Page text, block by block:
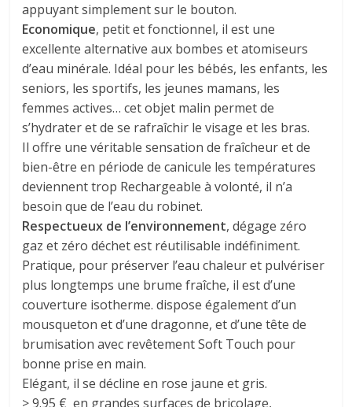
appuyant simplement sur le bouton.
Economique, petit et fonctionnel, il est une
excellente alternative aux bombes et atomiseurs
d’eau minérale. Idéal pour les bébés, les enfants, les
seniors, les sportifs, les jeunes mamans, les
femmes actives… cet objet malin permet de
s’hydrater et de se rafraîchir le visage et les bras.
Il offre une véritable sensation de fraîcheur et de
bien-être en période de canicule les températures
deviennent trop Rechargeable à volonté, il n’a
besoin que de l’eau du robinet.
Respectueux de l’environnement, dégage zéro
gaz et zéro déchet est réutilisable indéfiniment.
Pratique, pour préserver l’eau chaleur et pulvériser
plus longtemps une brume fraîche, il est d’une
couverture isotherme. dispose également d’un
mousqueton et d’une dragonne, et d’une tête de
brumisation avec revêtement Soft Touch pour
bonne prise en main.
Elégant, il se décline en rose jaune et gris.
> 9.95 € en grandes surfaces de bricolage,